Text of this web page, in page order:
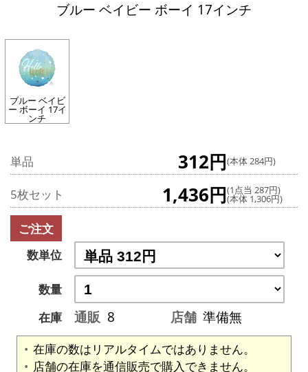
ブルー ベイビー ボーイ 17インチ
ブルー ベイビ
ー ボーイ 17イ
ンチ
単品 312円(本体 284円)
5枚セット 1,436円(1点当 287円)
(本体 1,306円)
ご注文
数単位
数量
在庫
通販 8 店舗 準備無
在庫の数はリアルタイムではありません。
店舗の在庫を通信販売で購入できません。